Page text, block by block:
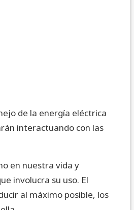
de la energía eléctrica
interactuando con las
en nuestra vida y
involucra su uso. El
al máximo posible, los